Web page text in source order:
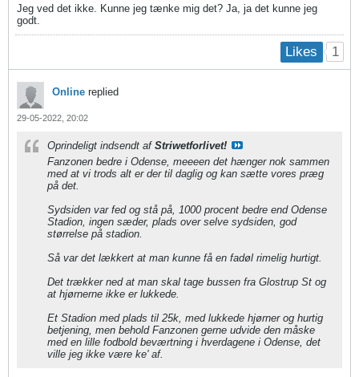
Jeg ved det ikke. Kunne jeg tænke mig det? Ja, ja det kunne jeg
godt.
Likes 1
Online replied
29-05-2022, 20:02
Oprindeligt indsendt af Striwetforlivet!
Fanzonen bedre i Odense, meeeen det hænger nok sammen
med at vi trods alt er der til daglig og kan sætte vores præg
på det.
Sydsiden var fed og stå på, 1000 procent bedre end Odense
Stadion, ingen sæder, plads over selve sydsiden, god
størrelse på stadion.
Så var det lækkert at man kunne få en fadøl rimelig hurtigt.
Det trækker ned at man skal tage bussen fra Glostrup St og
at hjørnerne ikke er lukkede.
​​​​​​Et Stadion med plads til 25k, med lukkede hjørner og hurtig
betjening, men behold Fanzonen gerne udvide den måske
med en lille fodbold beværtning i hverdagene i Odense, det
ville jeg ikke være ke' af.